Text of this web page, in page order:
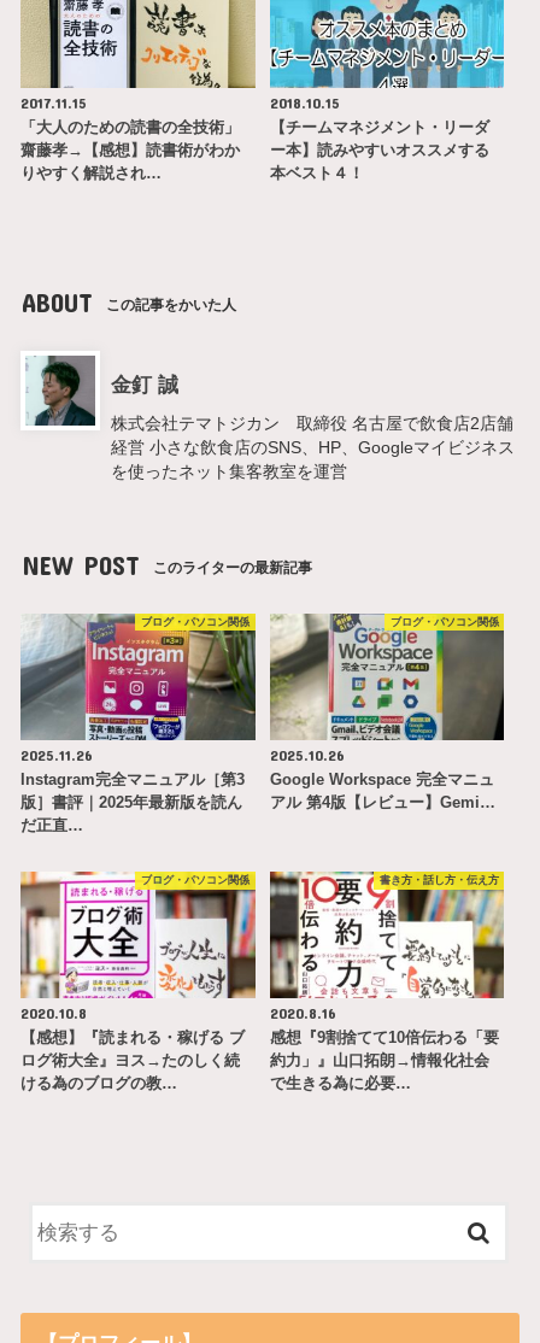
2017.11.15
「大人のための読書の全技術」
齋藤孝→【感想】読書術がわか
りやすく解説され…
2018.10.15
【チームマネジメント・リーダ
ー本】読みやすいオススメする
本ベスト４！
ABOUT この記事をかいた人
金釘 誠
株式会社テマトジカン 取締役 名古屋で飲食店2店舗
経営 小さな飲食店のSNS、HP、Googleマイビジネス
を使ったネット集客教室を運営
NEW POST このライターの最新記事
ブログ・パソコン関係
2025.11.26
Instagram完全マニュアル［第3
版］書評｜2025年最新版を読ん
だ正直…
ブログ・パソコン関係
2025.10.26
Google Workspace 完全マニュ
アル 第4版【レビュー】Gemi…
ブログ・パソコン関係
2020.10.8
【感想】『読まれる・稼げる ブ
ログ術大全』ヨス→たのしく続
ける為のブログの教…
書き方・話し方・伝え方
2020.8.16
感想『9割捨てて10倍伝わる「要
約力」』山口拓朗→情報化社会
で生きる為に必要…